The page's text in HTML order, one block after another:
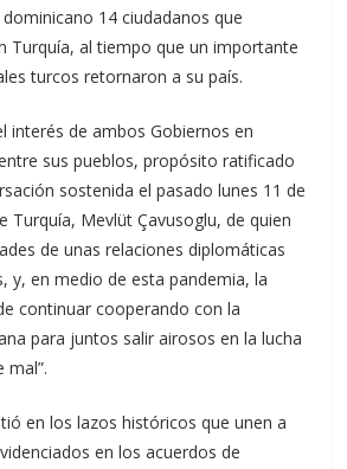
14 ciudadanos que
Turquía, al tiempo que un importante
turcos retornaron a su país.
interés de ambos Gobiernos en
sus pueblos, propósito ratificado
sostenida el pasado lunes 11 de
Turquía, Mevlüt Çavusoglu, de quien
de unas relaciones diplomáticas
y, en medio de esta pandemia, la
continuar cooperando con la
para juntos salir airosos en la lucha
mal”.
en los lazos históricos que unen a
en los acuerdos de